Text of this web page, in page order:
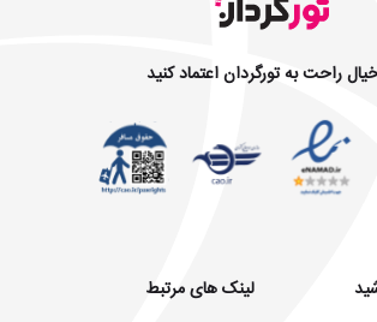
راحت به تورگردان اعتماد کنید
لینک های مرتبط